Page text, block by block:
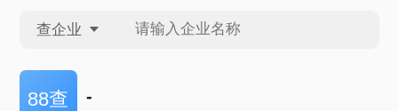
查企业
查企业
88查 -